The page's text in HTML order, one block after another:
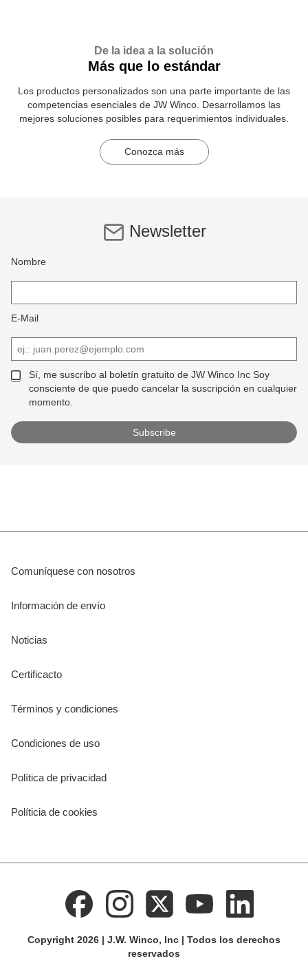
De la idea a la solución
Más que lo estándar
Los productos personalizados son una parte importante de las
competencias esenciales de JW Winco. Desarrollamos las
mejores soluciones posibles para requerimientos individuales.
Conozca más
Newsletter
Nombre
E-Mail
Sí, me suscribo al boletín gratuito de JW Winco Inc Soy
consciente de que puedo cancelar la suscripción en cualquier
momento.
Comuníquese con nosotros
Información de envío
Noticias
Certificacto
Términos y condiciones
Condiciones de uso
Política de privacidad
Políticia de cookies
Copyright 2026 | J.W. Winco, Inc | Todos los derechos
reservados